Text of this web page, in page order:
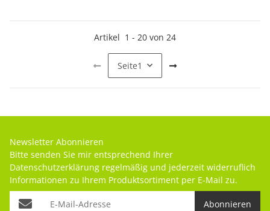
Artikel 1 - 20 von 24
Seite1
Newsletter Abonnieren
Bitte senden Sie mir entsprechend Ihrer
Datenschutzerklärung regelmäßig und jederzeit widerruflich
Informationen zu Ihrem Produktsortiment per E-Mail zu.
Abonnieren